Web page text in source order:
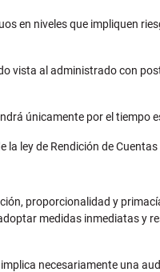
en niveles que impliquen
vista al administrado con
únicamente por el
ley de Rendición de
proporcionalidad y
medidas inmediatas y
necesariamente una